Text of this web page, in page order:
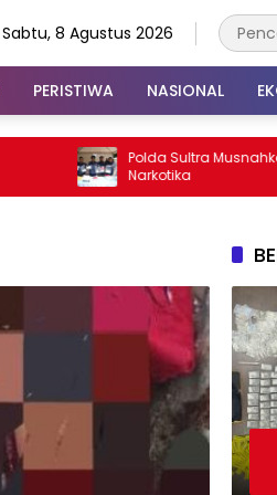
Sabtu, 8 Agustus 2026
PERISTIWA NASIONAL
Polda Sultra Musnahkan 5,4
Narkotika